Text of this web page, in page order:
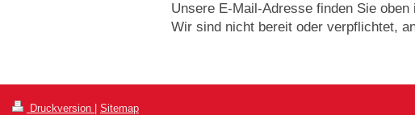
Unsere E-Mail-Adresse finden Sie oben
Wir sind nicht bereit oder verpflichtet,
Druckversion Sitemap